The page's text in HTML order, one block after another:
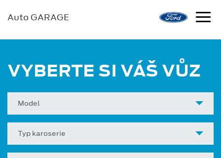
Auto GARAGE
VYBERTE SI VÁŠ VŮZ
Model
Typ karoserie